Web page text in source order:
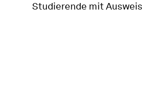
Studierende mit